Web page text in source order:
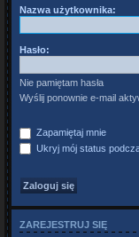
Nazwa użytkownika:
Hasło:
Nie pamiętam hasła
Wyślij ponownie e-mail
Zapamiętaj mnie
Ukryj mój status
ZAREJESTRUJ SIĘ